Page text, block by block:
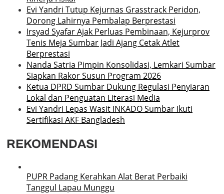
Evi Yandri Tutup Kejurnas Grasstrack Peridon,
Dorong Lahirnya Pembalap Berprestasi
Irsyad Syafar Ajak Perluas Pembinaan, Kejurprov
Tenis Meja Sumbar Jadi Ajang Cetak Atlet
Berprestasi
Nanda Satria Pimpin Konsolidasi, Lemkari Sumbar
Siapkan Rakor Susun Program 2026
Ketua DPRD Sumbar Dukung Regulasi Penyiaran
Lokal dan Penguatan Literasi Media
Evi Yandri Lepas Wasit INKADO Sumbar Ikuti
Sertifikasi AKF Bangladesh
REKOMENDASI
PUPR Padang Kerahkan Alat Berat Perbaiki
Tanggul Lapau Munggu